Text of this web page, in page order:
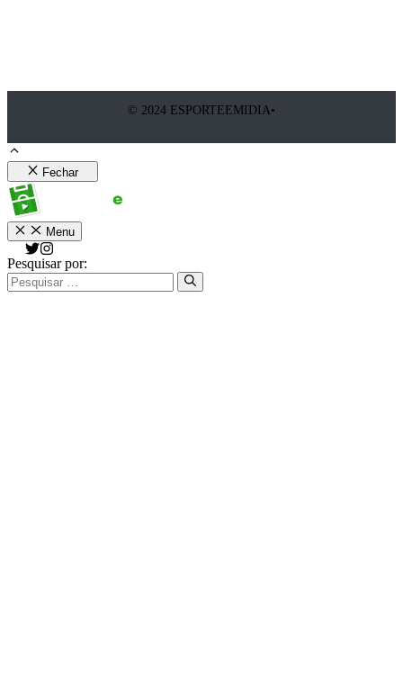
© 2024 ESPORTEEMIDIA•
Fechar
Menu
Pesquisar por: